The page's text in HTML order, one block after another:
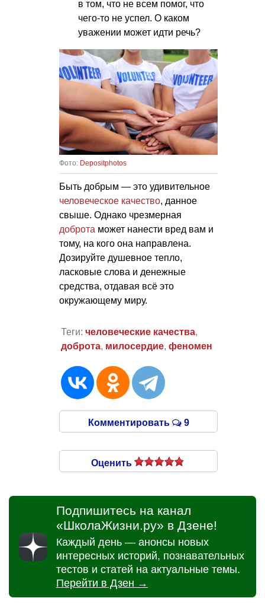
в том, что не всем помог, что
чего-то не успел. О каком
уважении может идти речь?
Фото: Depositphotos
Быть добрым — это удивительное
человеческое качество, данное
свыше. Однако чрезмерная
доброта может нанести вред вам и
тому, на кого она направлена.
Дозируйте душевное тепло,
ласковые слова и денежные
средства, отдавая всё это
окружающему миру.
Теги: человеческие качества,
доброта, милосердие, феномен
Комментировать 9
Оценить
Подпишитесь на канал
«ШколаЖизни.ру» в Дзене!
Каждый день — анонсы новых
интересных историй, познавательных
тестов и статей на актуальные темы.
Перейти в Дзен →